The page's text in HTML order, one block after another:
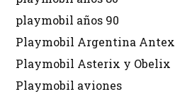
playmobil años 90
Playmobil Argentina Antex
Playmobil Asterix y Obelix
Playmobil aviones